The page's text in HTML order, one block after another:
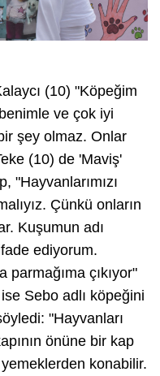
(10) "Köpeğim
ve çok iyi
şey olmaz. Onlar
(10) de 'Maviş'
"Hayvanlarımızı
Çünkü onların
Kuşumun adı
ediyorum.
parmağıma çıkıyor"
Sebo adlı köpeğini
"Hayvanları
önüne bir kap
konabilir.